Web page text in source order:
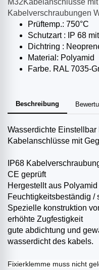
M32Kabelanschlüsse
Kabelverschraubungen
Prüftemp.: 750°C
Schutzart : IP 68
Dichtring :
Material: Polyamid
Farbe. RAL 7035-
Beschreibung
Wasserdichte
Kabelanschlüsse mit
IP68
CE geprüft
Hergestellt aus Polyamid
Feuchtigkeitsbeständig /
Spezielle konstruktion
erhöhte Zugfestigkeit
gute abdichtung und
wasserdicht des kabels.
Fixierklemme muss nicht